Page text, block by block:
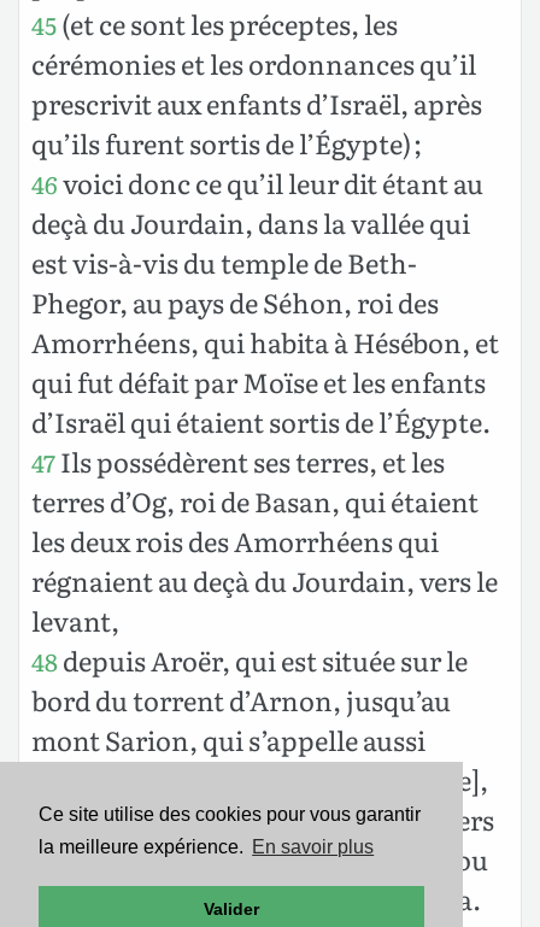
Ce site utilise des cookies pour vous garantir
la meilleure expérience. En savoir plus
Valider
45(et ce sont les préceptes, les
cérémonies et les ordonnances qu’il
prescrivit aux enfants d’Israël, après
qu’ils furent sortis de l’Égypte) ;
46voici donc ce qu’il leur dit étant au
deçà du Jourdain, dans la vallée qui
est vis-à-vis du temple de Beth-
Phegor, au pays de Séhon, roi des
Amorrhéens, qui habita à Hésébon, et
qui fut défait par Moïse et les enfants
d’Israël qui étaient sortis de l’Égypte.
47Ils possédèrent ses terres, et les
terres d’Og, roi de Basan, qui étaient
les deux rois des Amorrhéens qui
régnaient au deçà du Jourdain, vers le
levant,
48depuis Aroër, qui est située sur le
bord du torrent d’Arnon, jusqu’au
mont Sarion, qui s’appelle aussi
Hermon [c’est-à-dire toute la plaine],
49l’Arabah, au deçà du Jourdain, vers
l’orient, jusqu’à la mer de l’Arabah ou
mer Morte, au pied du mont Phasga.